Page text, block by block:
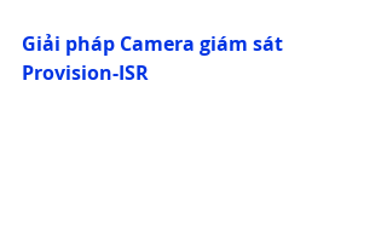
Giải pháp Camera giám sát
Provision-ISR